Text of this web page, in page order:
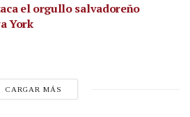
el orgullo salvadoreño
York
CARGAR MÁS